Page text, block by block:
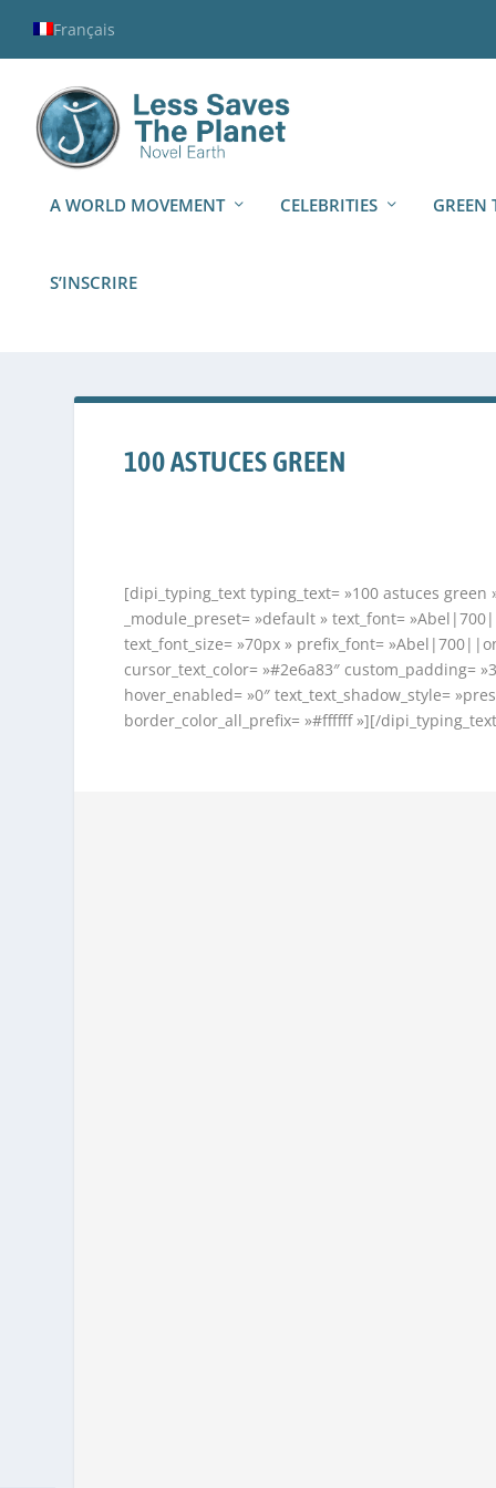
Français
A WORLD MOVEMENT CELEBRITIES GREEN
S’INSCRIRE
100 ASTUCES GREEN
[dipi_typing_text typing_text= »100 astuces green
_module_preset= »default » text_font=
text_font_size= »70px » prefix_font=
cursor_text_color= »#2e6a83″
hover_enabled= »0″ text_text_shadow_style=
border_color_all_prefix= »#ffffff »][/